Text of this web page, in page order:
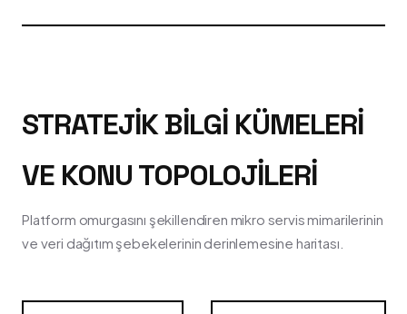
STRATEJIK BILGI KÜMELERI
VE KONU TOPOLOJILERI
Platform omurgasını şekillendiren mikro servis mimarilerinin
ve veri dağıtım şebekelerinin derinlemesine haritası.